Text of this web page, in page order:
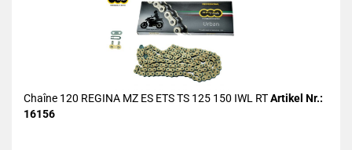
Chaîne 120 REGINA MZ ES ETS TS 125 150 IWL RTArtikel Nr.:
16156